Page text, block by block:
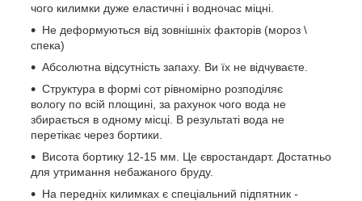
чого килимки дуже еластичні і водночас міцні.
Не деформуються від зовнішніх факторів (мороз \
спека)
Абсолютна відсутність запаху. Ви їх не відчуваєте.
Структура в формі сот рівномірно розподіляє
вологу по всій площині, за рахунок чого вода не
збирається в одному місці. В результаті вода не
перетікає через бортики.
Висота бортику 12-15 мм. Це євростандарт. Достатньо
для утримання небажаного бруду.
На передніх килимках є спеціальний підпятник -